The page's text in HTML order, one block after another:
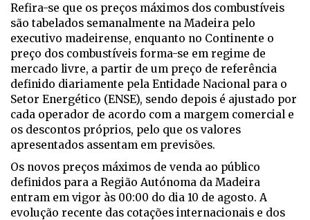
Refira-se que os preços máximos dos combustíveis
são tabelados semanalmente na Madeira pelo
executivo madeirense, enquanto no Continente o
preço dos combustíveis forma-se em regime de
mercado livre, a partir de um preço de referência
definido diariamente pela Entidade Nacional para o
Setor Energético (ENSE), sendo depois é ajustado por
cada operador de acordo com a margem comercial e
os descontos próprios, pelo que os valores
apresentados assentam em previsões.
Os novos preços máximos de venda ao público
definidos para a Região Autónoma da Madeira
entram em vigor às 00:00 do dia 10 de agosto. A
evolução recente das cotações internacionais e dos